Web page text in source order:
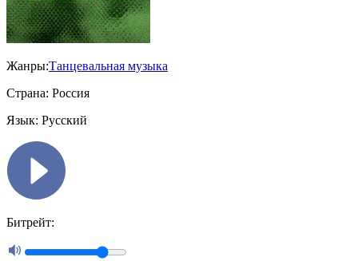
Жанры:Танцевальная музыка
Страна: Россия
Язык: Русский
Битрейт: